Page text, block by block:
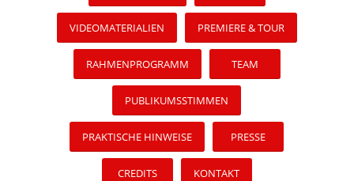
VIDEOMATERIALIEN PREMIERE & TOUR
RAHMENPROGRAMM TEAM
PUBLIKUMSSTIMMEN
PRAKTISCHE HINWEISE PRESSE
CREDITS KONTAKT